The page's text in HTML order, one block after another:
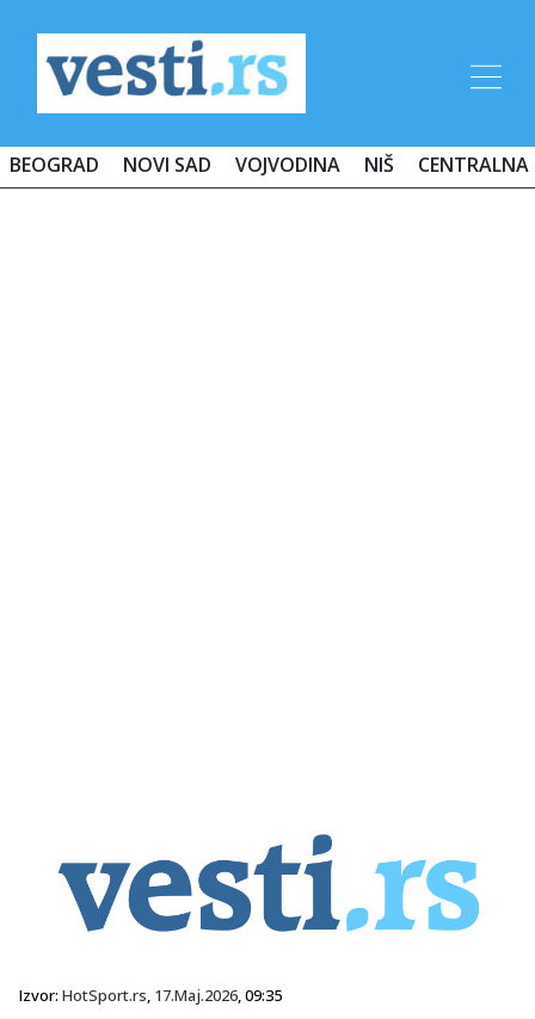
BEOGRAD NOVI SAD VOJVODINA NIŠ CENTRALNA
Izvor: HotSport.rs, 17.Maj.2026, 09:35